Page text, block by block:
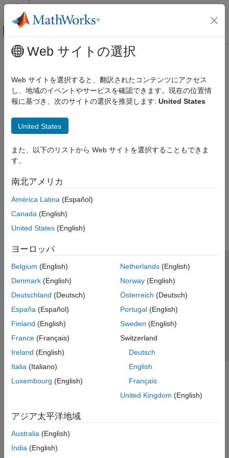
コンテンツへスキップ
オフキャンバス ナビゲーション メ
ドキュメンテーションのホーム
カテゴリ
Automated Driving Toolbox
AUTOSAR Blockset
IEC Certification Kit
Model-Based Calibration Toolbox
Get Started with Model-Based
Calibration Applications
Design of Experiments
Lookup Table Optimization
Lookup Table Estimation
Powertrain Blockset
RoadRunner
Vehicle Network Toolbox
メインコンテンツ
How useful was this information?
Web サイトの選択
Web サイトを選択すると、翻訳されたコンテンツにアクセス
し、地域のイベントやサービスを確認できます。現在の位置情
報に基づき、次のサイトの選択を推奨します: United States
United States
また、以下のリストから Web サイトを選択することもできま
す。
南北アメリカ
América Latina (Español)
Canada (English)
United States (English)
ヨーロッパ
Belgium (English)
Denmark (English)
Deutschland (Deutsch)
España (Español)
Finland (English)
France (Français)
Ireland (English)
Italia (Italiano)
Luxembourg (English)
Netherlands(English)
Norway(English)
Österreich (Deutsch)
Portugal(English)
Sweden (English)
Switzerland
Deutsch
English
Français
United Kingdom (English)
アジア太平洋地域
Australia (English)
India (English)
トラストセンター
プライバシー ポリシー
違法コピー防止
アプリケーション ステータス
© 1994-2026 The MathWorks, Inc.